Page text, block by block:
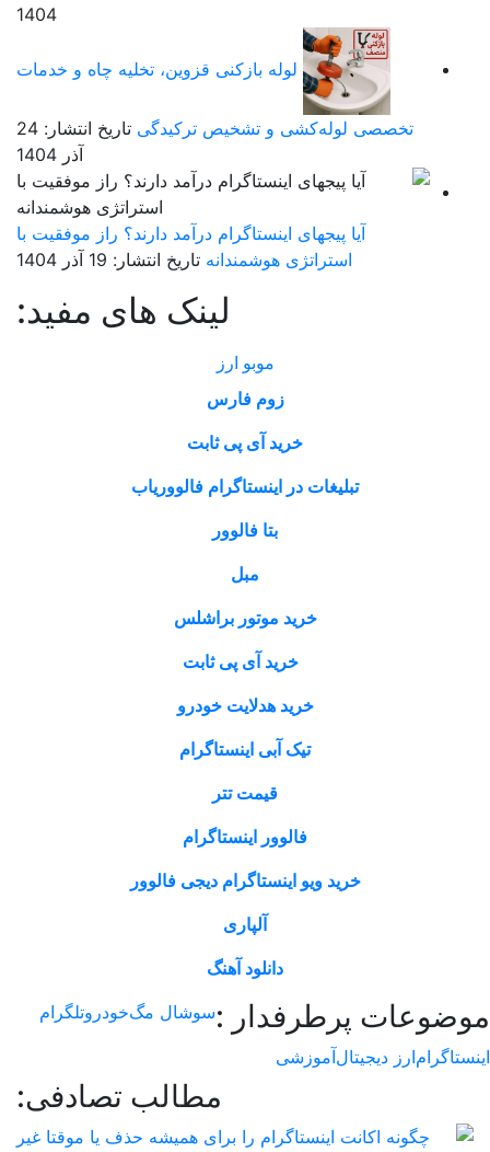
1404
لوله بازکنی قزوین، تخلیه چاه و خدمات
تخصصی لوله‌کشی و تشخیص ترکیدگی
تاریخ انتشار: 24
آیا پیجهای اینستاگرام درآمد دارند؟ راز موفقیت با
استراتژی هوشمندانه تاریخ انتشار: 19 آذر 1404
لینک های مفید:
موبو ارز
زوم فارس
خرید آی پی ثابت
تبلیغات در اینستاگرام فالووریاب
بتا فالوور
خرید موتور براشلس
خرید آی پی ثابت
خرید هدلایت خودرو
تیک آبی اینستاگرام
قیمت تتر
فالوور اینستاگرام
خرید ویو اینستاگرام دیجی فالوور
آلپاری
دانلود آهنگ
پرطرفدار : سوشال مگخودروتلگرام
ارز دیجیتالآموزشی
مطالب تصادفی: